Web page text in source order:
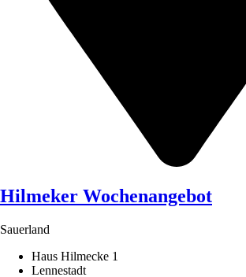
Hilmeker Wochenangebot
Sauerland
Haus Hilmecke 1
Lennestadt